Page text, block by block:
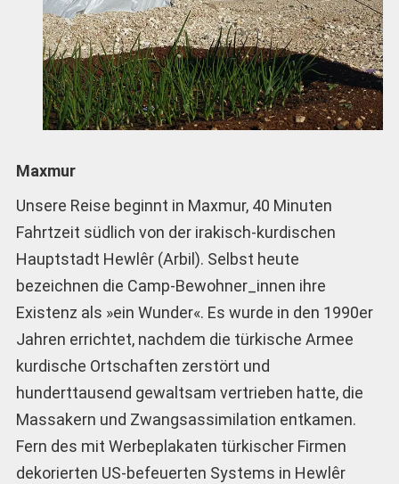
Maxmur
Unsere Reise beginnt in Maxmur, 40 Minuten
Fahrtzeit südlich von der irakisch-kurdischen
Hauptstadt Hewlêr (Arbil). Selbst heute
bezeichnen die Camp-Bewohner_innen ihre
Existenz als »ein Wunder«. Es wurde in den 1990er
Jahren errichtet, nachdem die türkische Armee
kurdische Ortschaften zerstört und
hunderttausend gewaltsam vertrieben hatte, die
Massakern und Zwangsassimilation entkamen.
Fern des mit Werbeplakaten türkischer Firmen
dekorierten US-befeuerten Systems in Hewlêr